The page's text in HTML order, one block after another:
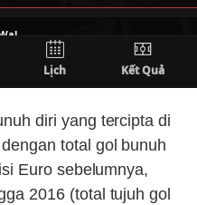
diri yang tercipta di
total gol bunuh
Euro sebelumnya,
2016 (total tujuh gol